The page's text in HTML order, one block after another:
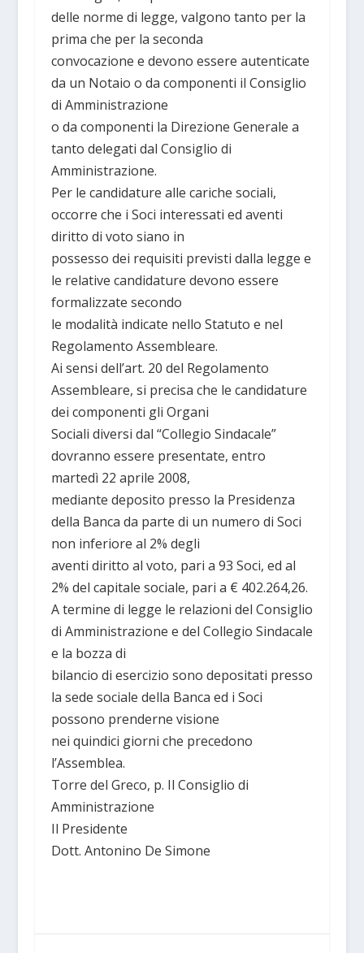
delle norme di legge, valgono tanto per la
prima che per la seconda
convocazione e devono essere autenticate
da un Notaio o da componenti il Consiglio
di Amministrazione
o da componenti la Direzione Generale a
tanto delegati dal Consiglio di
Amministrazione.
Per le candidature alle cariche sociali,
occorre che i Soci interessati ed aventi
diritto di voto siano in
possesso dei requisiti previsti dalla legge e
le relative candidature devono essere
formalizzate secondo
le modalità indicate nello Statuto e nel
Regolamento Assembleare.
Ai sensi dell’art. 20 del Regolamento
Assembleare, si precisa che le candidature
dei componenti gli Organi
Sociali diversi dal “Collegio Sindacale”
dovranno essere presentate, entro
martedì 22 aprile 2008,
mediante deposito presso la Presidenza
della Banca da parte di un numero di Soci
non inferiore al 2% degli
aventi diritto al voto, pari a 93 Soci, ed al
2% del capitale sociale, pari a € 402.264,26.
A termine di legge le relazioni del Consiglio
di Amministrazione e del Collegio Sindacale
e la bozza di
bilancio di esercizio sono depositati presso
la sede sociale della Banca ed i Soci
possono prenderne visione
nei quindici giorni che precedono
l’Assemblea.
Torre del Greco, p. Il Consiglio di
Amministrazione
Il Presidente
Dott. Antonino De Simone